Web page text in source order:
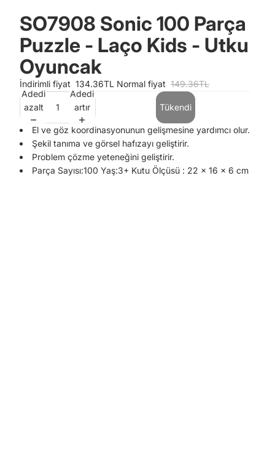
SO7908 Sonic 100 Parça
Puzzle - Laço Kids - Utku
Oyuncak
İndirimli fiyat 134.36TL Normal fiyat 149.36TL
Adedi
azalt
Adedi
artır
Tükendi
El ve göz koordinasyonunun gelişmesine yardımcı olur.
Şekil tanıma ve görsel hafızayı geliştirir.
Problem çözme yeteneğini geliştirir.
Parça Sayısı:100 Yaş:3+ Kutu Ölçüsü : 22 x 16 x 6 cm